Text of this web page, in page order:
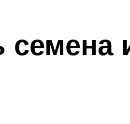
семена